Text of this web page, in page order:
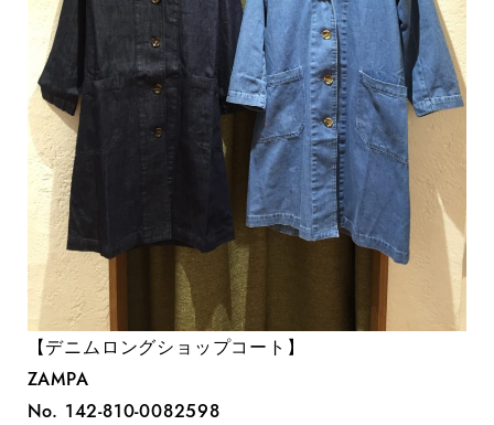
【デニムロングショップコート】
ZAMPA
No. 142-810-0082598